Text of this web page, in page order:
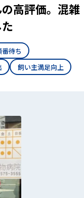
高評価。混雑
待ち
飼い主満足向上